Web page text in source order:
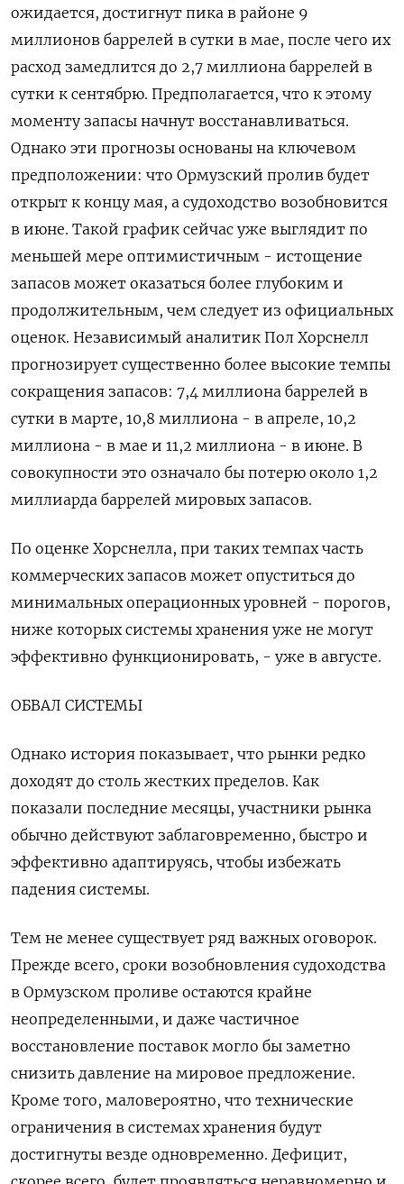
ожидается, достигнут пика в районе 9
миллионов баррелей в сутки в мае, после чего ‌их
расход замедлится до 2,7 миллиона баррелей в
сутки к сентябрю. Предполагается, что к этому
моменту запасы начнут восстанавливаться.
Однако эти прогнозы основаны на ключевом
предположении: что Ормузский пролив будет
открыт к концу мая, а судоходство возобновится
в июне. Такой график сейчас уже выглядит по
меньшей мере оптимистичным - истощение
запасов может оказаться ​более глубоким и
продолжительным, чем следует из официальных
оценок. Независимый ​аналитик Пол Хорснелл
прогнозирует существенно более высокие темпы
‌сокращения запасов: 7,4 миллиона баррелей в
сутки в марте, 10,8 миллиона - в апреле, 10,2
миллиона - в мае и 11,2 миллиона - в июне. В
совокупности это означало бы потерю около 1,2 ​
миллиарда баррелей мировых запасов.
По оценке Хорснелла, при таких темпах часть
коммерческих запасов может опуститься до
минимальных операционных уровней - порогов,
ниже которых системы хранения уже не могут
эффективно функционировать, - уже в августе.
ОБВАЛ СИСТЕМЫ
Однако история показывает, что рынки редко
доходят до столь жестких пределов. Как
показали последние месяцы, участники рынка
обычно действуют заблаговременно, быстро и
эффективно адаптируясь, чтобы избежать
падения системы.
Тем не менее существует ряд важных оговорок.
Прежде всего, сроки возобновления судоходства
в Ормузском проливе остаются крайне
неопределенными, и даже частичное
восстановление поставок могло бы заметно
снизить давление на мировое предложение.
Кроме того, маловероятно, что технические
ограничения в системах хранения будут
достигнуты везде одновременно. Дефицит,